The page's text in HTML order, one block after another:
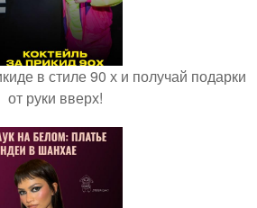
в стиле 90 х и получай подарки
от руки вверх!